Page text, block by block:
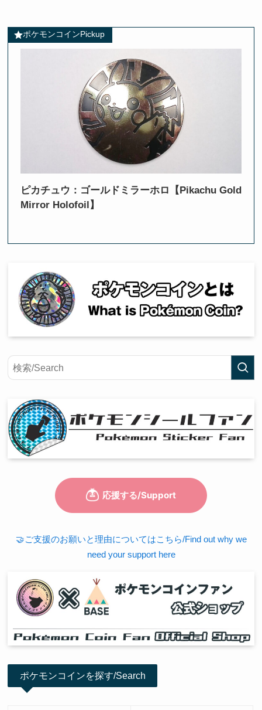
ポケモンコインPickup
ピカチュウ：ゴールドミラーホロ【Pikachu Gold
Mirror Holofoil】
🤝ご支援のお願いと理由についてはこちら/Find out why we
need your support here
ポケモンコインを探す/Search